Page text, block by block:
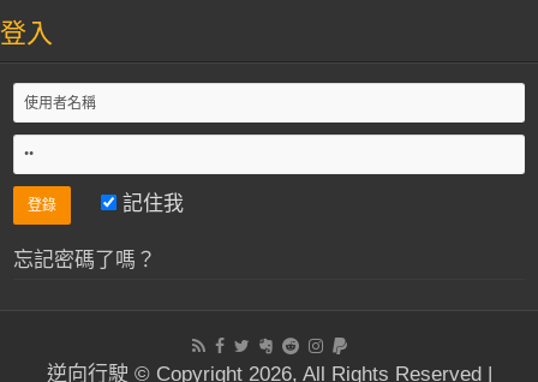
登入
記住我
忘記密碼了嗎？
逆向行駛 © Copyright 2026, All Rights Reserved |